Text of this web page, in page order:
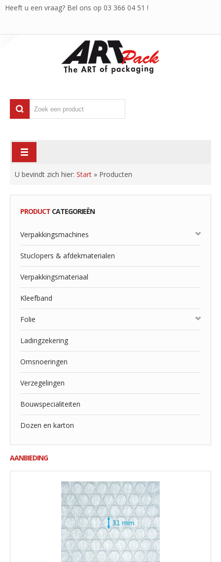
Heeft u een vraag? Bel ons op 03 366 04 51 !
U bevindt zich hier: Start » Producten
PRODUCT CATEGORIEËN
Verpakkingsmachines
Stuclopers & afdekmaterialen
Verpakkingsmateriaal
Kleefband
Folie
Ladingzekering
Omsnoeringen
Verzegelingen
Bouwspecialiteiten
Dozen en karton
AANBIEDING